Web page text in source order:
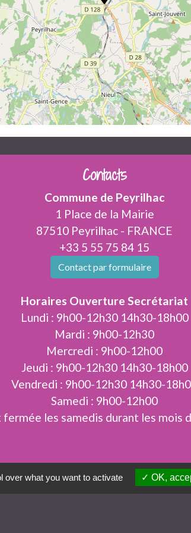
Contacts
Commune de Peyrilhac
1 Place de la Mairie
87510 Peyrilhac - FRANCE
+33 5 55 75 84 15
Contact par formulaire
Horaires Ouverture Secrétariat
Lundi : 9h00-12h30 14h30-18h00
Mardi : 9h00-12h30
Mercredi : 9h00-12h00
Jeudi : 9h00-12h30 14h30-18h00
Vendredi : 9h00-12h30 14h30-
Samedi : 9h00-12h00
les samedis durant les mois
over what you want to activate OK,